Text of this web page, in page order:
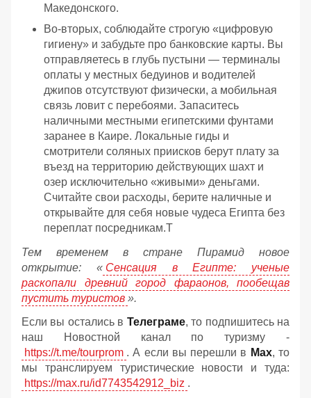
Македонского.
Во-вторых, соблюдайте строгую «цифровую
гигиену» и забудьте про банковские карты. Вы
отправляетесь в глубь пустыни — терминалы
оплаты у местных бедуинов и водителей
джипов отсутствуют физически, а мобильная
связь ловит с перебоями. Запаситесь
наличными местными египетскими фунтами
заранее в Каире. Локальные гиды и
смотрители соляных приисков берут плату за
въезд на территорию действующих шахт и
озер исключительно «живыми» деньгами.
Считайте свои расходы, берите наличные и
открывайте для себя новые чудеса Египта без
переплат посредникам.Т
Тем временем в стране Пирамид новое
открытие: « Сенсация в Египте: ученые
раскопали древний город фараонов, пообещав
пустить туристов ».
Если вы остались в Телеграме, то подпишитесь на
наш Новостной канал по туризму -
https://t.me/tourprom . А если вы перешли в Мах, то
мы транслируем туристические новости и туда:
https://max.ru/id7743542912_biz .